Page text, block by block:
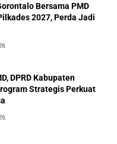
Bersama PMD
2027, Perda Jadi
DPRD Kabupaten
Strategis Perkuat